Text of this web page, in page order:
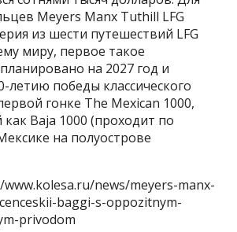
Meyers Manx Tuthill LFG
из шести путешествий LFG
миру, первое такое
на 2027 год и
летию победы классического
гонке The Mexican 1000,
Baja 1000 (проходит по
на полуострове
news/meyers-manx-
baggi-s-oppozitnym-
privodom